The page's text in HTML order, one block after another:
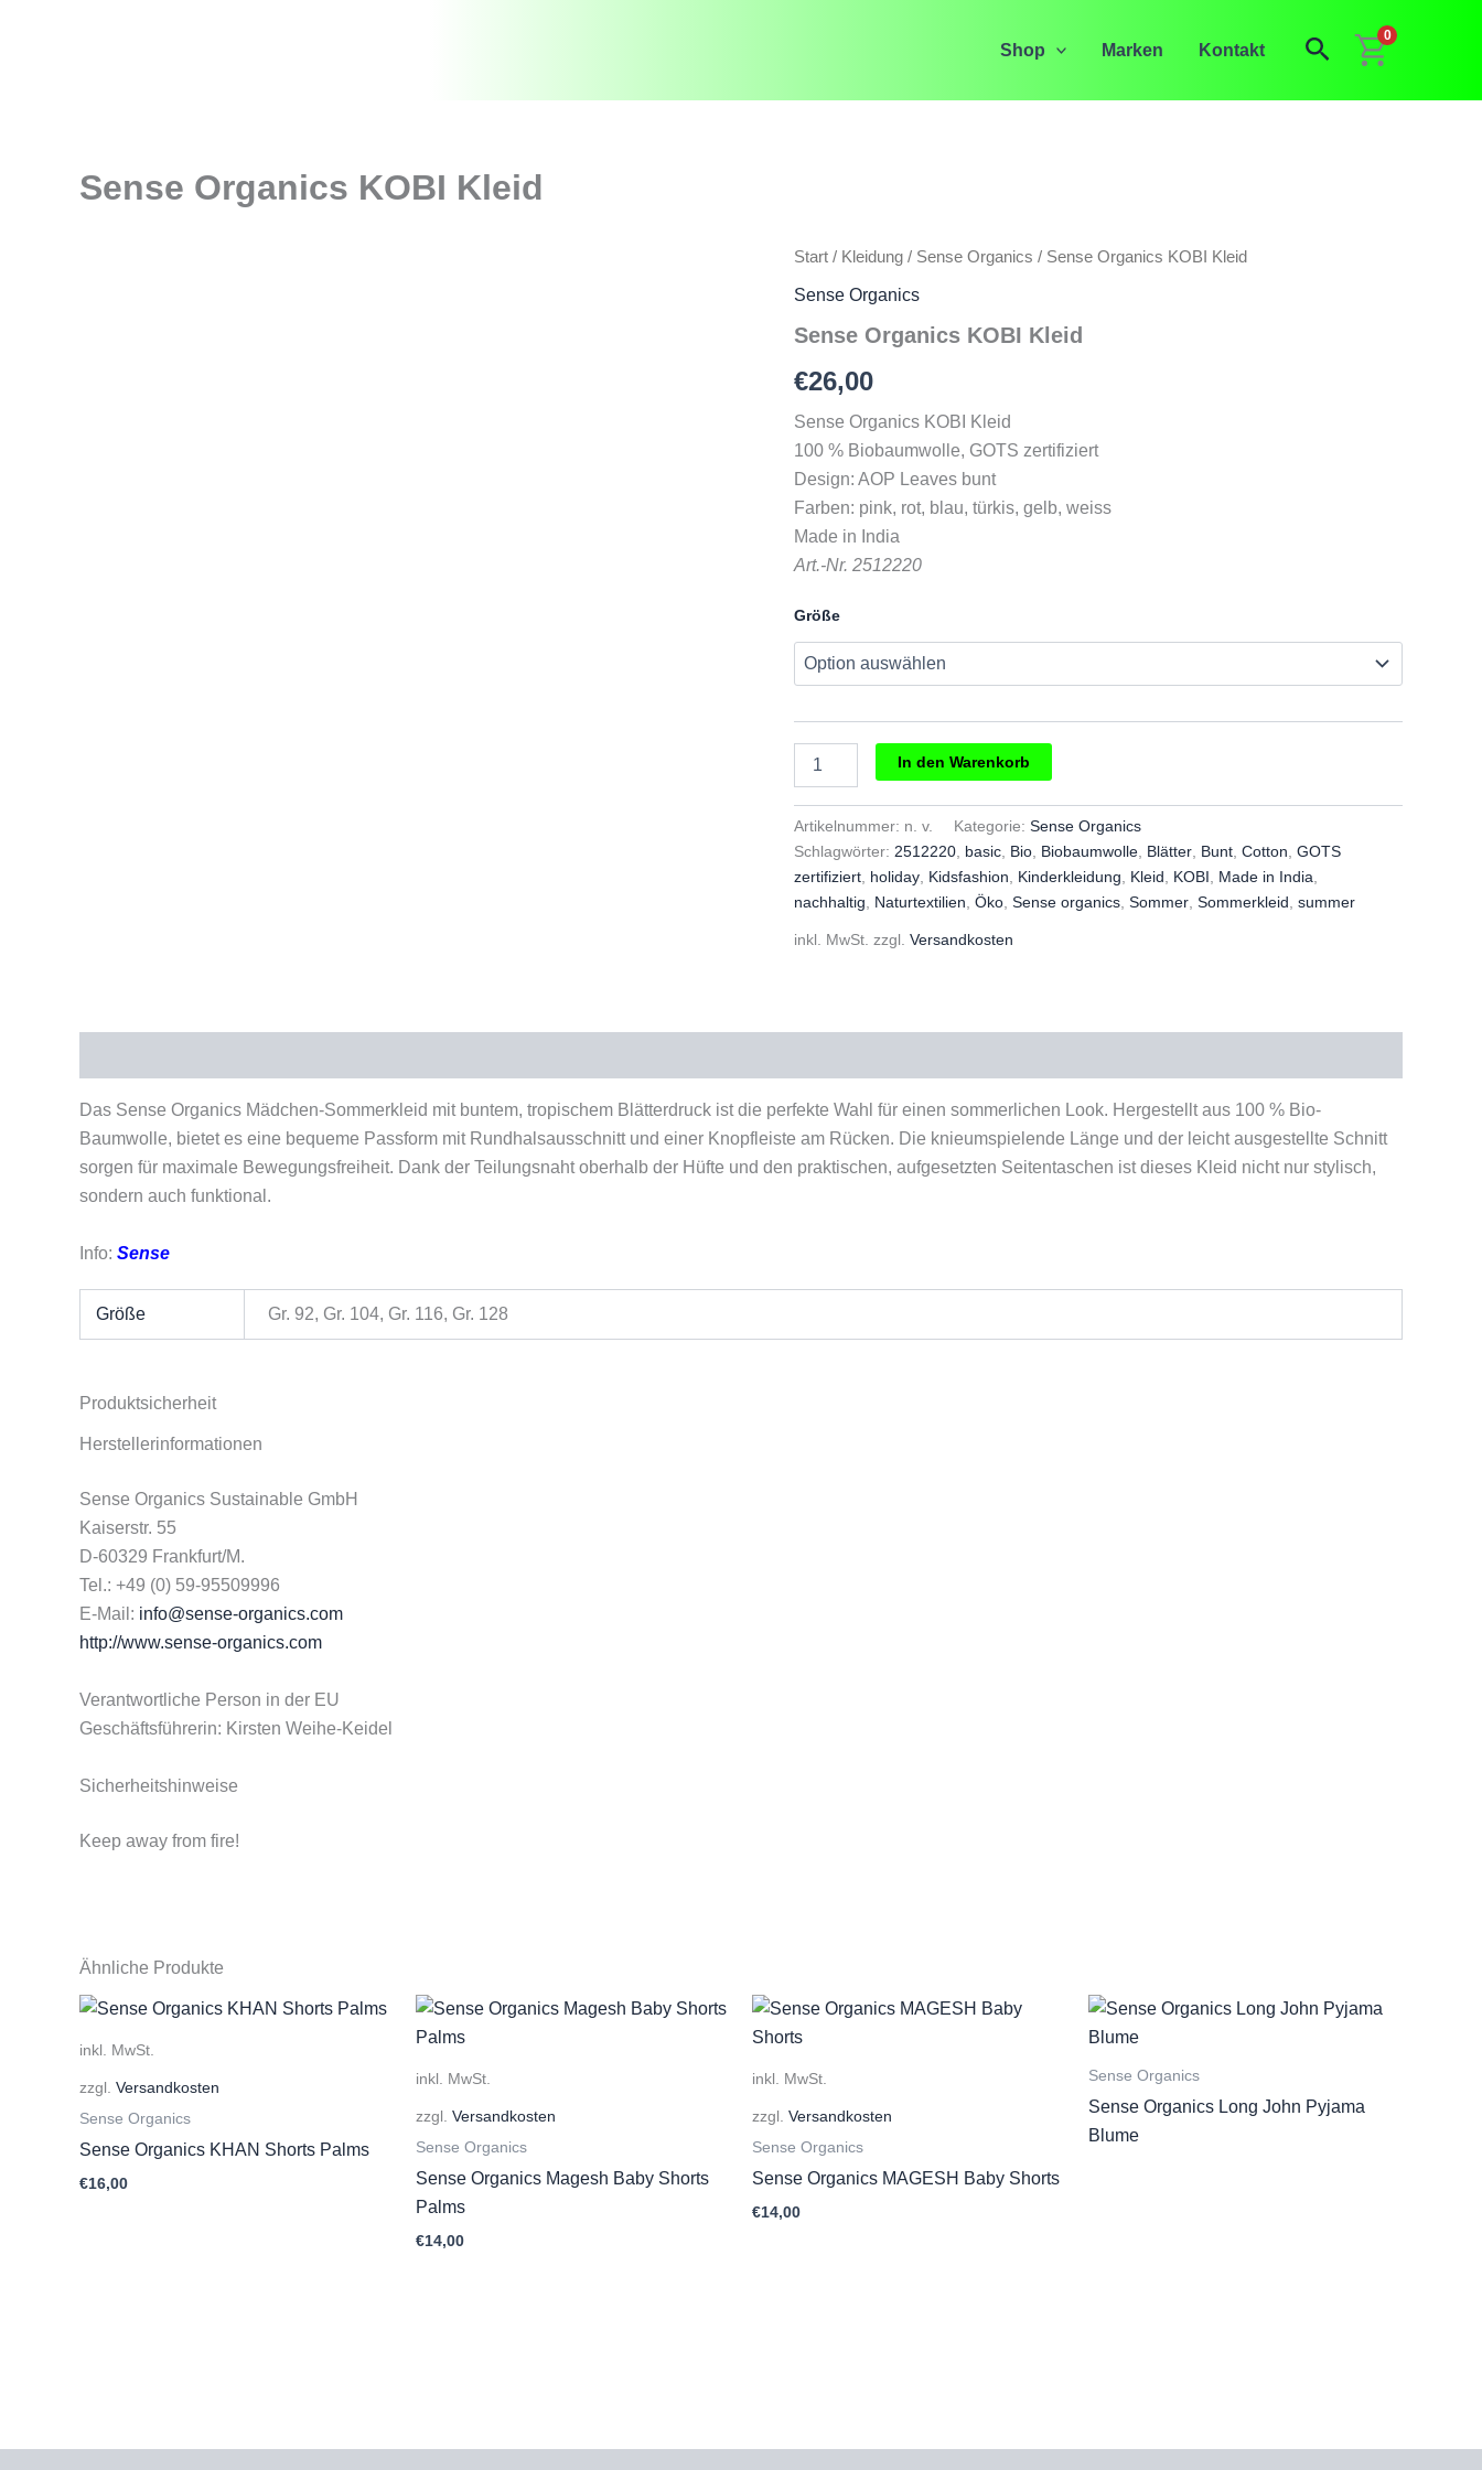
Shop Marken Kontakt Suchen
0
Sense Organics KOBI Kleid
Start / Kleidung / Sense Organics / Sense Organics KOBI Kleid
Sense Organics
Sense Organics KOBI Kleid
€26,00
Sense Organics KOBI Kleid
100 % Biobaumwolle, GOTS zertifiziert
Design: AOP Leaves bunt
Farben: pink, rot, blau, türkis, gelb, weiss
Made in India
Art.-Nr. 2512220
Größe
Organics
Kleid
In den Warenkorb
Artikelnummer: n. v. Kategorie: Sense Organics
Schlagwörter: 2512220 basic Bio Biobaumwolle Blätter Bunt Cotton GOTS
zertifiziert holiday Kidsfashion Kinderkleidung Kleid KOBI Made in India
nachhaltig
Naturtextilien Öko Sense organics Sommer Sommerkleid summer
inkl. MwSt. zzgl. Versandkosten
Das Sense Organics Mädchen-Sommerkleid mit buntem, tropischem Blätterdruck ist die perfekte Wahl für einen sommerlichen Look. Hergestellt aus 100 % Bio-
Baumwolle, bietet es eine bequeme Passform mit Rundhalsausschnitt und einer Knopfleiste am Rücken. Die knieumspielende Länge und der leicht ausgestellte Schnitt
sorgen für maximale Bewegungsfreiheit. Dank der Teilungsnaht oberhalb der Hüfte und den praktischen, aufgesetzten Seitentaschen ist dieses Kleid nicht nur stylisch,
sondern auch funktional.
Info: Sense
Größe Gr. 92, Gr. 104, Gr. 116, Gr. 128
Produktsicherheit
Herstellerinformationen
Sense Organics Sustainable GmbH
Kaiserstr. 55
D-60329 Frankfurt/M.
Tel.: +49 (0) 59-95509996
E-Mail: info@sense-organics.com
http://www.sense-organics.com
Verantwortliche Person in der EU
Geschäftsführerin: Kirsten Weihe-Keidel
Sicherheitshinweise
Keep away from fire!
Ähnliche Produkte
inkl. MwSt.
zzgl. Versandkosten
Sense Organics
Sense Organics KHAN Shorts Palms
€16,00
inkl. MwSt.
zzgl. Versandkosten
Sense Organics
Sense Organics Magesh Baby Shorts
Palms
€14,00
inkl. MwSt.
zzgl. Versandkosten
Sense Organics
Sense Organics MAGESH Baby Shorts
€14,00
Sense Organics
Sense Organics Long John Pyjama
Blume